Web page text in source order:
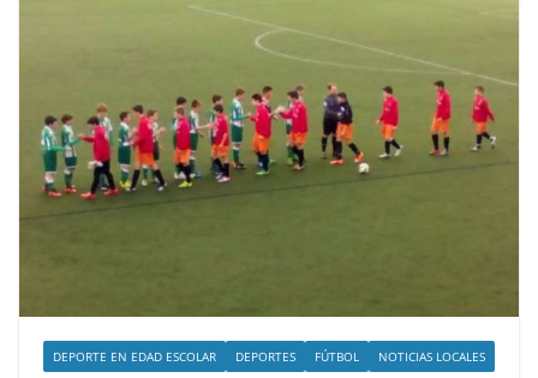
DEPORTE EN EDAD ESCOLAR DEPORTES FÚTBOL NOTICIAS LOCALES